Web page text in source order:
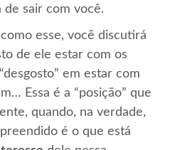
de sair com você.
esse, você discutirá
de ele estar com os
em estar com
Essa é a “posição” que
quando, na verdade,
é o que está